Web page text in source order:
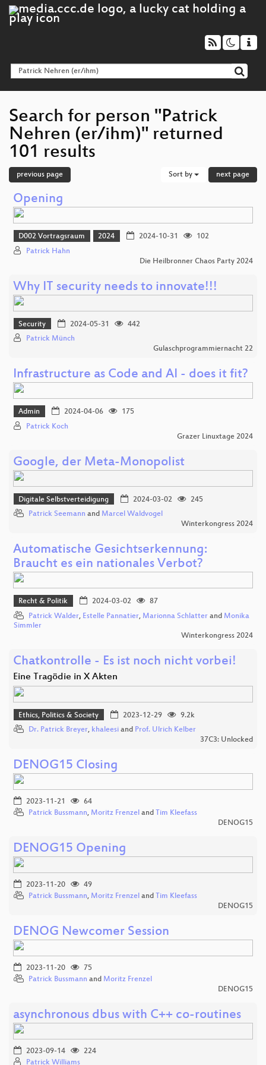
Search for person "Patrick
Nehren (er/ihm)" returned
101 results
previous page Sort by next page
Opening
D002 Vortragsraum 2024 2024-10-31
102
Patrick Hahn
Die Heilbronner Chaos Party 2024
Why IT security needs to innovate!!!
Security 2024-05-31
442
Patrick Münch
Gulaschprogrammiernacht 22
Infrastructure as Code and AI - does it fit?
Admin 2024-04-06
175
Patrick Koch
Grazer Linuxtage 2024
Google, der Meta-Monopolist
Digitale Selbstverteidigung 2024-03-02
245
Patrick Seemann and Marcel Waldvogel
Winterkongress 2024
Automatische Gesichtserkennung:
Braucht es ein nationales Verbot?
Recht & Politik 2024-03-02
87
Patrick Walder, Estelle Pannatier, Marionna Schlatter and Monika
Simmler
Winterkongress 2024
Chatkontrolle - Es ist noch nicht vorbei!
Eine Tragödie in X Akten
Ethics, Politics & Society 2023-12-29
9.2k
Dr. Patrick Breyer, khaleesi and Prof. Ulrich Kelber
37C3: Unlocked
DENOG15 Closing
2023-11-21
64
Patrick Bussmann, Moritz Frenzel and Tim Kleefass
DENOG15
DENOG15 Opening
2023-11-20
49
Patrick Bussmann, Moritz Frenzel and Tim Kleefass
DENOG15
DENOG Newcomer Session
2023-11-20
75
Patrick Bussmann and Moritz Frenzel
DENOG15
asynchronous dbus with C++ co-routines
2023-09-14
224
Patrick Williams